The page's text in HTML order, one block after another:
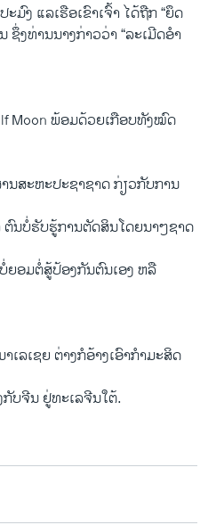
ມົງ ​ແລ​ເຮືອເຂົາເຈົ້າ ​ໄດ້ຖືກ “ຍຶດ​
ງ​ທ່ານ​ນາງກ່າວ​ວ່າ “​ລະເມີດ​ອຳ​
Moon ພ້ອມ​ດ້ວຍ​ເກືອບ​ທັງ​ໝົດ​
ສະຫະ​ປະຊາ​ຊາດ ກ່ຽວ​ກັບ​ການ
ຕົນ​ບໍ່​ຮັບ​ຮູ້​ການ​ຕັດສິນ​ໂດຍ​ນາໆ​ຊາດ
ຍອມຕໍ່ສູ້​ປ້ອງ​ກັນ​ຕົນ​ເອງ ຫລື​
ລ​ເຊຍ ຕ່າງກໍອ້າງເອົາກຳມະສິດ
ບ​ຈີນ ຢູ່​ທະ​ເລ​ຈີນ​ໃຕ້.